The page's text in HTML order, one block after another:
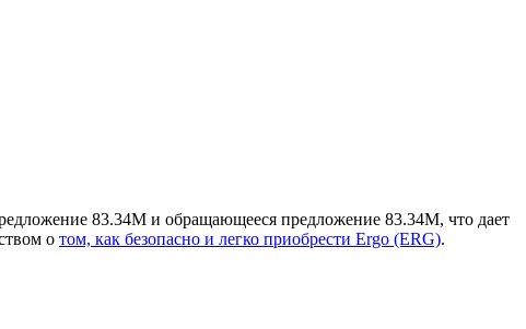
83.34M и обращающееся предложение 83.34M, что дает
о том, как безопасно и легко приобрести Ergo (ERG).